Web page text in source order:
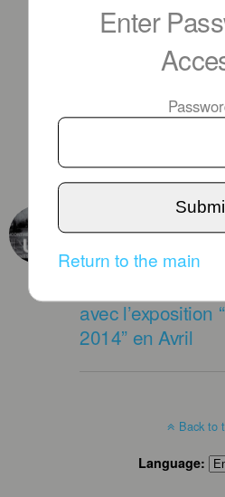
Le monde de la
à Corbeil
avec l’exposition
2014” en Avril
Back to
Language:
Enter
Return to the main